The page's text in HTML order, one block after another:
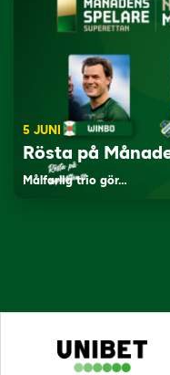
5 JUNI
Rösta på
Målfarlig trio gör…